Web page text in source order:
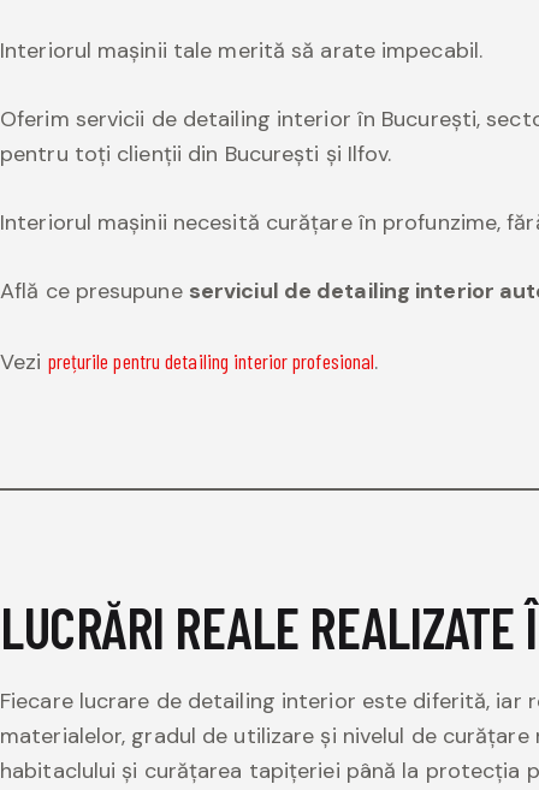
Interiorul mașinii tale merită să arate impecabil.
Oferim servicii de detailing interior în București,
pentru toți clienții din București și Ilfov.
Interiorul mașinii necesită curățare în profunzime,
Află ce presupune serviciul de detailing interior
Vezi prețurile pentru detailing interior profesional.
LUCRĂRI REALE
Fiecare lucrare de detailing interior este diferită, iar
materialelor, gradul de utilizare și nivelul de
habitaclului și curățarea tapițeriei până la protecția